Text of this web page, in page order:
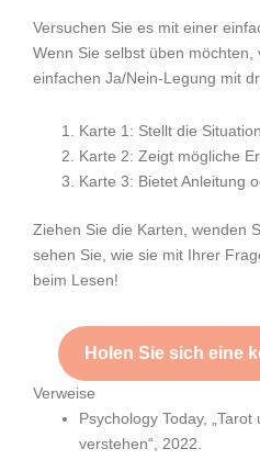
Versuchen Sie es mit einer
Wenn Sie selbst üben
einfachen Ja/Nein-Legung mit
Karte 1: Stellt die
Karte 2: Zeigt mögliche
Karte 3: Bietet Anleitung
Ziehen Sie die Karten, wenden
sehen Sie, wie sie mit Ihrer
beim Lesen!
Holen Sie sich eine
Verweise
Psychology Today,
verstehen“, 2022.